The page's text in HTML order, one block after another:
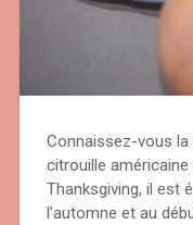
Connaissez-vous la
citrouille
Thanksgiving, il est
l’automne et au